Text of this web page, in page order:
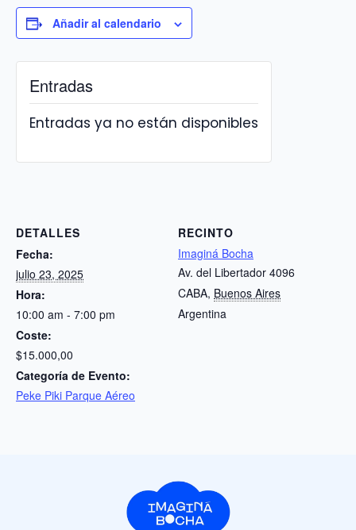
Añadir al calendario
DETALLES
Fecha:
julio 23, 2025
Hora:
10:00 am - 7:00 pm
Coste:
$15.000,00
Categoría de Evento:
Peke Piki Parque Aéreo
RECINTO
Imaginá Bocha
Av. del Libertador 4096
CABA, Buenos Aires
Argentina
Entradas
Entradas ya no están disponibles